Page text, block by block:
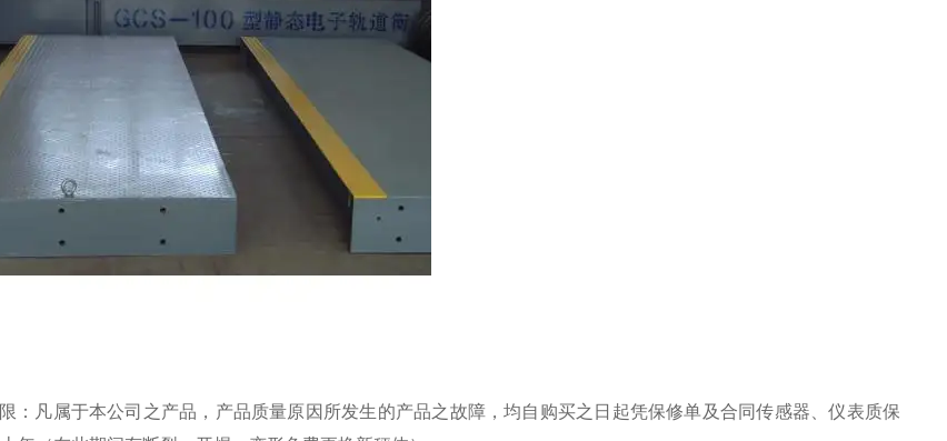
限：凡属于本公司之产品，产品质量原因所发生的产品之故障，均自购买之日起凭保修单及合同传感器、仪表质保